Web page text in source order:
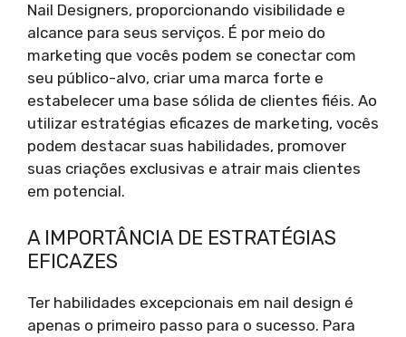
Nail Designers, proporcionando visibilidade e
alcance para seus serviços. É por meio do
marketing que vocês podem se conectar com
seu público-alvo, criar uma marca forte e
estabelecer uma base sólida de clientes fiéis. Ao
utilizar estratégias eficazes de marketing, vocês
podem destacar suas habilidades, promover
suas criações exclusivas e atrair mais clientes
em potencial.
A IMPORTÂNCIA DE ESTRATÉGIAS
EFICAZES
Ter habilidades excepcionais em nail design é
apenas o primeiro passo para o sucesso. Para